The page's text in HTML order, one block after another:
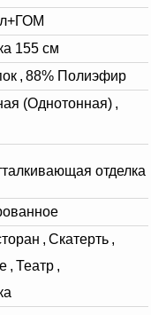
155 см
, 88% Полиэфир
(Однотонная) ,
отделка
, Скатерть ,
, Театр ,